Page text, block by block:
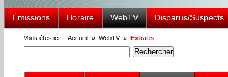
Émissions Horaire WebTV Disparus/Suspects
Vous êtes ici ! Accueil » WebTV» Extraits